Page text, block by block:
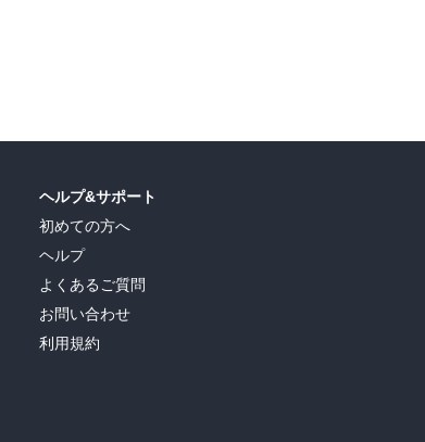
ヘルプ&サポート
初めての方へ
ヘルプ
よくあるご質問
お問い合わせ
利用規約